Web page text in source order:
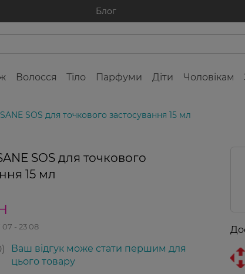
Блог
Волосся Тіло Парфуми Діти Чоловікам
SOS для точкового застосування 15 мл
Новинка
SOS для точкового
15 мл
07 - 23 08
Ваш відгук може стати першим для
цього товару